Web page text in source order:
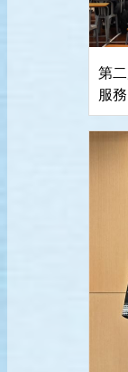
第
服務